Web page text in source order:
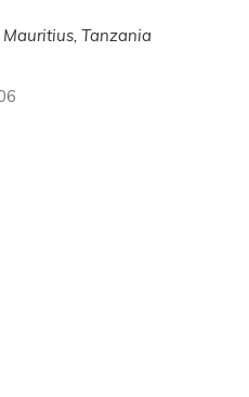
Tanzania